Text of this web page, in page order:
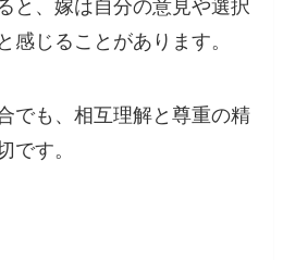
と、嫁は自分の意見や選択
感じることがあります。
でも、相互理解と尊重の精
です。